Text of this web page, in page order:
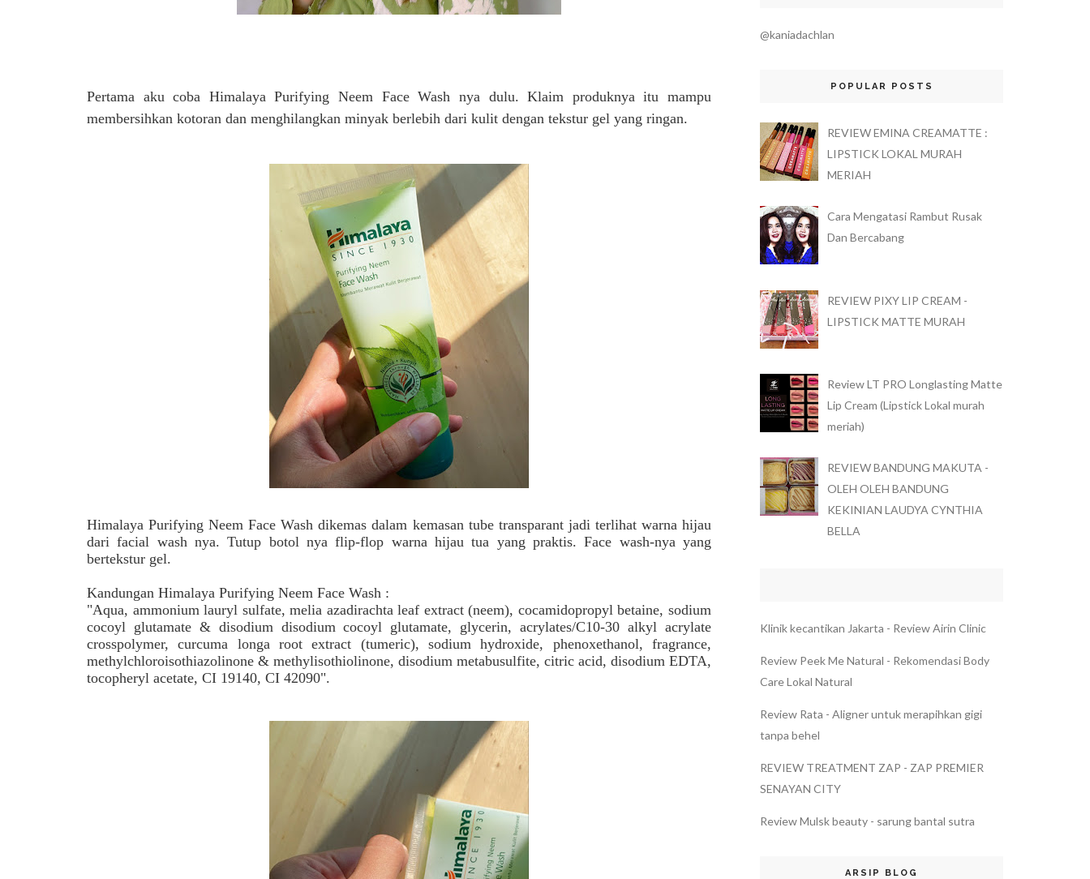
Pertama aku coba Himalaya Purifying Neem Face Wash nya dulu. Klaim produknya itumampu
membersihkan kotoran dan menghilangkan minyak berlebih dari kulit dengan tekstur gel yang ringan.
Himalaya Purifying Neem Face Wash dikemas dalam kemasan tube transparant jadi terlihat warna hijau
dari facial wash nya. Tutup botol nya flip-flop warna hijau tua yang praktis. Face wash-nya yang
bertekstur gel.
Kandungan Himalaya Purifying Neem Face Wash :
"Aqua, ammonium lauryl sulfate, melia azadirachta leaf extract (neem), cocamidopropyl betaine, sodium
cocoyl glutamate & disodium disodium cocoyl glutamate, glycerin, acrylates/C10-30 alkyl acrylate
crosspolymer, curcuma longa root extract (tumeric), sodium hydroxide, phenoxethanol, fragrance,
methylchloroisothiazolinone & methylisothiolinone, disodium metabusulfite, citric acid, disodium EDTA,
tocopheryl acetate, CI 19140, CI 42090".
@kaniadachlan
POPULAR POSTS
REVIEW EMINA CREAMATTE :
LIPSTICK LOKAL MURAH
MERIAH
Cara Mengatasi Rambut Rusak
Dan Bercabang
REVIEW PIXY LIP CREAM -
LIPSTICK MATTE MURAH
Review LT PRO Longlasting Matte
Lip Cream (Lipstick Lokal murah
meriah)
REVIEW BANDUNG MAKUTA -
OLEH OLEH BANDUNG
KEKINIAN LAUDYA CYNTHIA
BELLA
Klinik kecantikan Jakarta - Review Airin Clinic
Review Peek Me Natural - Rekomendasi Body
Care Lokal Natural
Review Rata - Aligner untuk merapihkan gigi
tanpa behel
REVIEW TREATMENT ZAP - ZAP PREMIER
SENAYAN CITY
Review Mulsk beauty - sarung bantal sutra
ARSIP BLOG